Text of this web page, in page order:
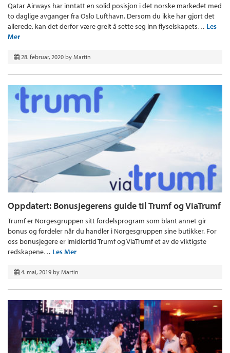
Qatar Airways har inntatt en solid posisjon i det norske markedet med
to daglige avganger fra Oslo Lufthavn. Dersom du ikke har gjort det
allerede, kan det derfor være greit å sette seg inn flyselskapets… Les
Mer
28. februar, 2020 by Martin
Oppdatert: Bonusjegerens guide til Trumf og ViaTrumf
Trumf er Norgesgruppen sitt fordelsprogram som blant annet gir
bonus og fordeler når du handler i Norgesgruppen sine butikker. For
oss bonusjegere er imidlertid Trumf og ViaTrumf et av de viktigste
redskapene… Les Mer
4. mai, 2019 by Martin